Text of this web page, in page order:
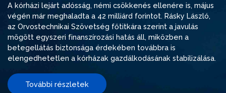
A kórházi lejárt adósság, némi csökkenés ellenére is, május
végén már meghaladta a 42 milliárd forintot. Rásky László,
az Orvostechnikai Szövetség főtitkára szerint a javulás
mögött egyszeri finanszírozási hatás áll, miközben a
betegellátás biztonsága érdekében továbbra is
elengedhetetlen a kórházak gazdálkodásának stabilizálása.
További részletek